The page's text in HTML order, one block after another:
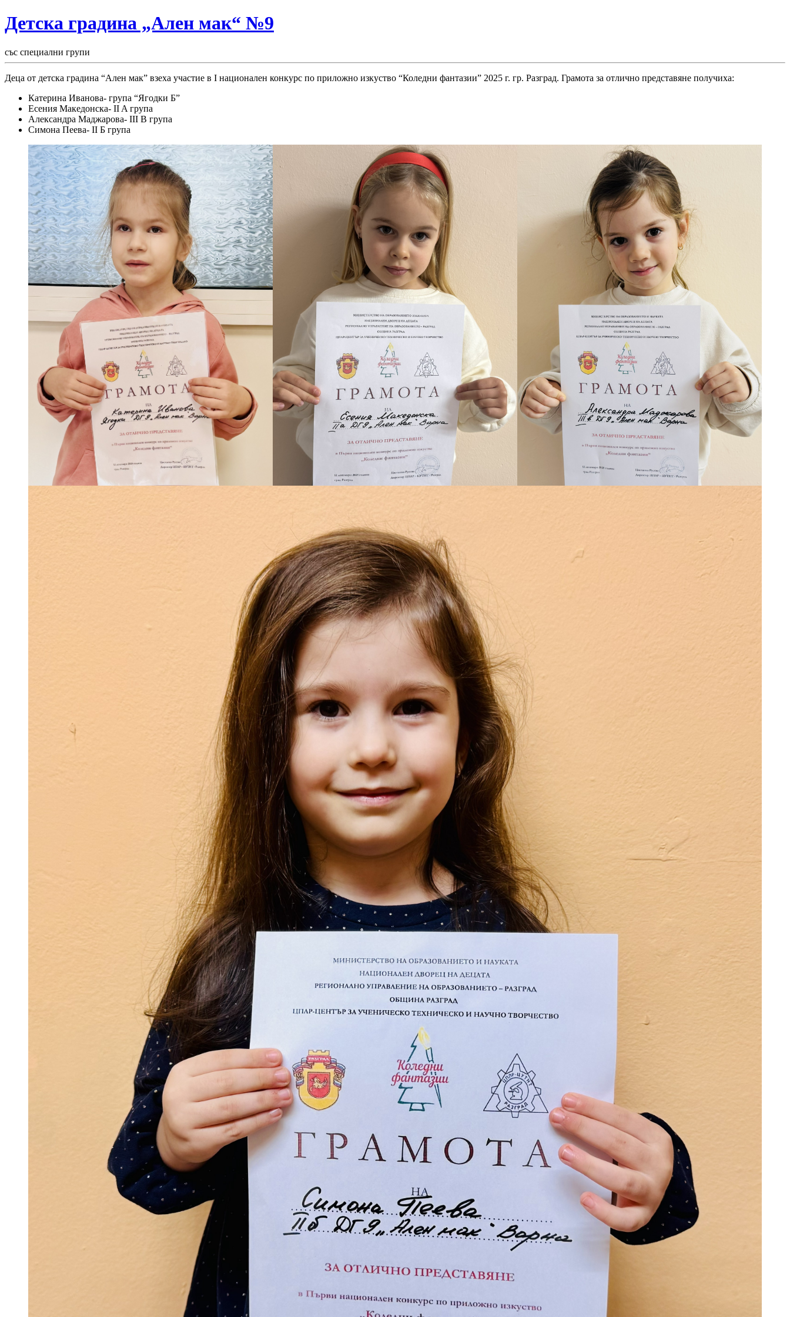
Детска градина „Ален мак“ №9
със специални групи
Деца от детска градина “Ален мак” взеха участие в I национален конкурс по приложно изкуство “Коледни фантазии” 2025 г. гр. Разград. Грамота за отлично представяне получиха:
Катерина Иванова- група “Ягодки Б”
Есения Македонска- II A група
Александра Маджарова- III В група
Симона Пеева- II Б група